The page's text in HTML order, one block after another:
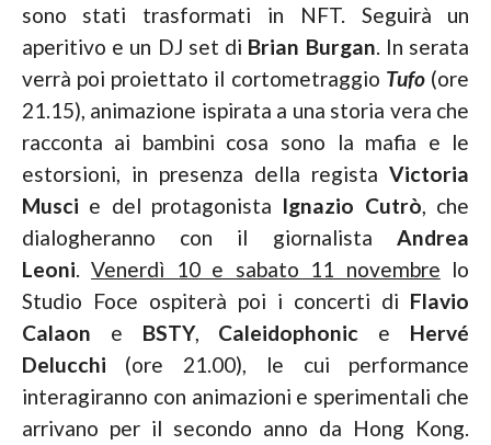
sono stati trasformati in NFT. Seguirà un
aperitivo e un DJ set di Brian Burgan. In serata
verrà poi proiettato il cortometraggio Tufo (ore
21.15), animazione ispirata a una storia vera che
racconta ai bambini cosa sono la mafia e le
estorsioni, in presenza della registaVictoria
Musci e del protagonista Ignazio Cutrò, che
dialogheranno con il giornalistaAndrea
Leoni.Venerdì 10 e sabato 11 novembre lo
Studio Foce ospiterà poi i concerti di Flavio
Calaon e BSTY, Caleidophonic e Hervé
Delucchi (ore 21.00), le cui performance
interagiranno con animazioni e sperimentali che
arrivano per il secondo anno da Hong Kong.